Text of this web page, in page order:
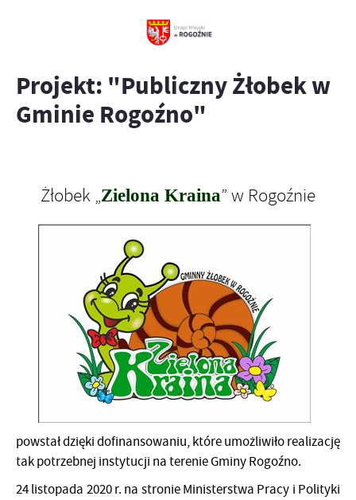
Projekt: "Publiczny Żłobek w
Gminie Rogoźno"
Żłobek „Zielona Kraina” w Rogoźnie
powstał dzięki dofinansowaniu, które umożliwiło realizację
tak potrzebnej instytucji na terenie Gminy Rogoźno.
24 listopada 2020 r. na stronie Ministerstwa Pracy i Polityki